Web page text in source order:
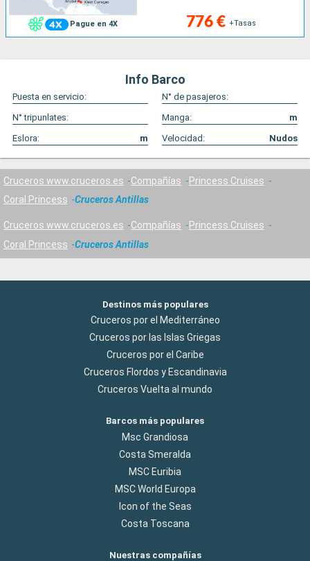
Pague en 4X 776 € +Tasas
Info Barco
Puesta en servicio:
N° de pasajeros:
N° tripunlates:
Manga:
m
Eslora:
m Velocidad: Nudos
Cruceros www.cruceros.es Compañías
Princess Cruises
Coral Princess
Cruceros Antillas
Cruceros www.cruceros.es Compañías
Princess Cruises
Coral Princess
Cruceros Antillas
Destinos más populares
Cruceros por el Mediterráneo
Cruceros por las Islas Griegas
Cruceros por el Caribe
Cruceros Flordos y Escandinavia
Cruceros Vuelta al mundo
Barcos más populares
Msc Grandiosa
Costa Smeralda
MSC Euribia
MSC World Europa
Icon of the Seas
Costa Toscana
Nuestras compañías